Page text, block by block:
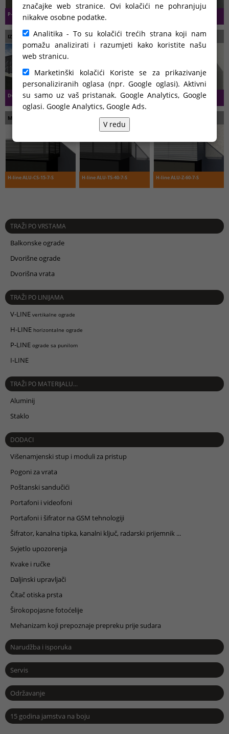
značajke web stranice. Ovi kolačići ne pohranjuju
nikakve osobne podatke.
Analitika - To su kolačići trećih strana koji nam
pomažu analizirati i razumjeti kako koristite našu
web stranicu.
Marketinški kolačići Koriste se za prikazivanje
personaliziranih oglasa (npr. Google oglasi). Aktivni
su samo uz vaš pristanak. Google Analytics, Google
oglasi. Google Analytics, Google Ads.
V redu
TRAŽI PO VRSTAMA
Balkonske ograde
Dvorišne ograde
Dvorišna vrata
TRAŽI PO LINIJAMA
V-LINE vertikalne ograde
H-LINE horizontalne ograde
P-LINE ograde sa punilom
I-LINE
TRAŽI PO MATERIJALU...
Aluminij
Staklo
DODACI
Višenamjenski stup i moduli za pristup
Pogoni za vrata
Poštanski sandučići
Portafoni i videofoni
Portafoni i šifrator na GSM tehnologiji
Šifrator, kanalna tipka, kanalni ključ, radarski prijemnik ...
Svjetlo upozorenja
Kvake i ručke
Daljinski upravljači
Čitač otiska prsta
Širokopojasne fotoćelije
Mehanizam koji prepoznaje prepreku prije sudara
Narudžba i isporuka
Servis
Održavanje
15 godina jamstva na boju
P-line ALU P-line STE
IZ ISTE LINIJE
Dvorišne ograde Dvorišna vrata Balkonske ograde
MOŽDA STE ZAINTERESIRANI I ZA…
H-line ALU-CS-15-7-S H-line ALU-TS-40-7-S H-line ALU-Z-60-7-S